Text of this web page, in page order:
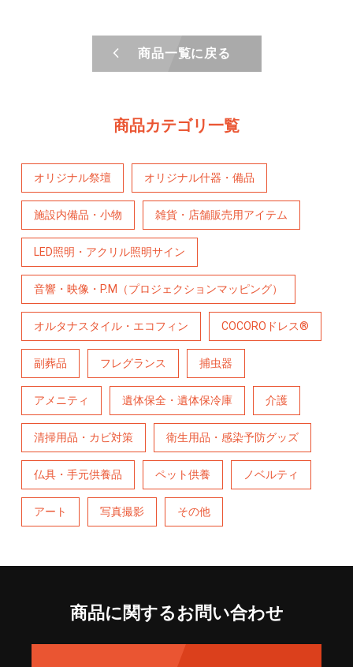
商品一覧に戻る
商品カテゴリ一覧
オリジナル祭壇 オリジナル什器・備品
施設内備品・小物 雑貨・店舗販売用アイテム
LED照明・アクリル照明サイン
音響・映像・P.M（プロジェクションマッピング）
オルタナスタイル・エコフィン COCOROドレス®
副葬品 フレグランス 捕虫器
アメニティ 遺体保全・遺体保冷庫 介護
清掃用品・カビ対策 衛生用品・感染予防グッズ
仏具・手元供養品 ペット供養 ノベルティ
アート 写真撮影 その他
商品に関するお問い合わせ